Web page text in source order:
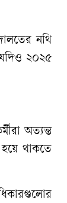
নথি
২০২৫
অত্যন্ত
হয়ে থাকতে